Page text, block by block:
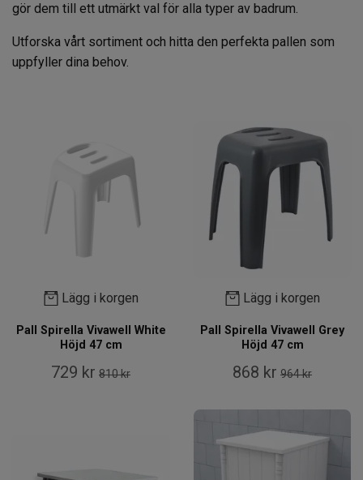
gör dem till ett utmärkt val för alla typer av badrum.
Utforska vårt sortiment och hitta den perfekta pallen som
uppfyller dina behov.
Lägg i korgen
Pall Spirella Vivawell White
Höjd 47 cm
729 kr 810 kr
Lägg i korgen
Pall Spirella Vivawell Grey
Höjd 47 cm
868 kr 964 kr